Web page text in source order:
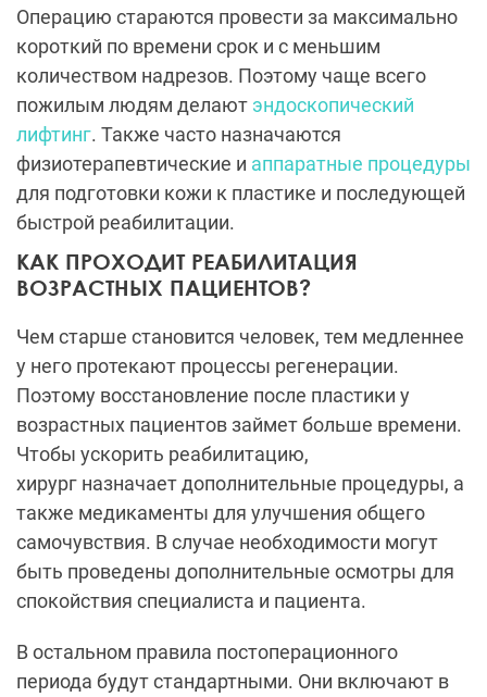
Операцию стараются провести за максимально
короткий по времени срок и с меньшим
количеством надрезов. Поэтому чаще всего
пожилым людям делают эндоскопический
лифтинг. Также часто назначаются
физиотерапевтические и аппаратные процедуры
для подготовки кожи к пластике и последующей
быстрой реабилитации.
КАК ПРОХОДИТ РЕАБИЛИТАЦИЯ
ВОЗРАСТНЫХ ПАЦИЕНТОВ?
Чем старше становится человек, тем медленнее
у него протекают процессы регенерации.
Поэтому восстановление после пластики у
возрастных пациентов займет больше времени.
Чтобы ускорить реабилитацию,
хирург назначает дополнительные процедуры, а
также медикаменты для улучшения общего
самочувствия. В случае необходимости могут
быть проведены дополнительные осмотры для
спокойствия специалиста и пациента.
В остальном правила постоперационного
периода будут стандартными. Они включают в